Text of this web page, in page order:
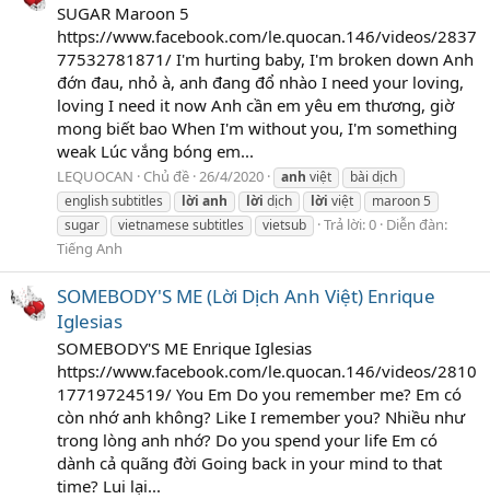
SUGAR Maroon 5
https://www.facebook.com/le.quocan.146/videos/2837
77532781871/ I'm hurting baby, I'm broken down Anh
đớn đau, nhỏ à, anh đang đổ nhào I need your loving,
loving I need it now Anh cần em yêu em thương, giờ
mong biết bao When I'm without you, I'm something
weak Lúc vắng bóng em...
LEQUOCAN Chủ đề 26/4/2020 anh việt
bài dịch
english subtitles
lời anh lời dịch lời việt
maroon 5
sugar
vietnamese subtitles vietsub Trả lời: 0 Diễn đàn:
Tiếng Anh
SOMEBODY'S ME (Lời Dịch Anh Việt) Enrique
Iglesias
SOMEBODY'S ME Enrique Iglesias
https://www.facebook.com/le.quocan.146/videos/2810
17719724519/ You Em Do you remember me? Em có
còn nhớ anh không? Like I remember you? Nhiều như
trong lòng anh nhớ? Do you spend your life Em có
dành cả quãng đời Going back in your mind to that
time? Lui lại...